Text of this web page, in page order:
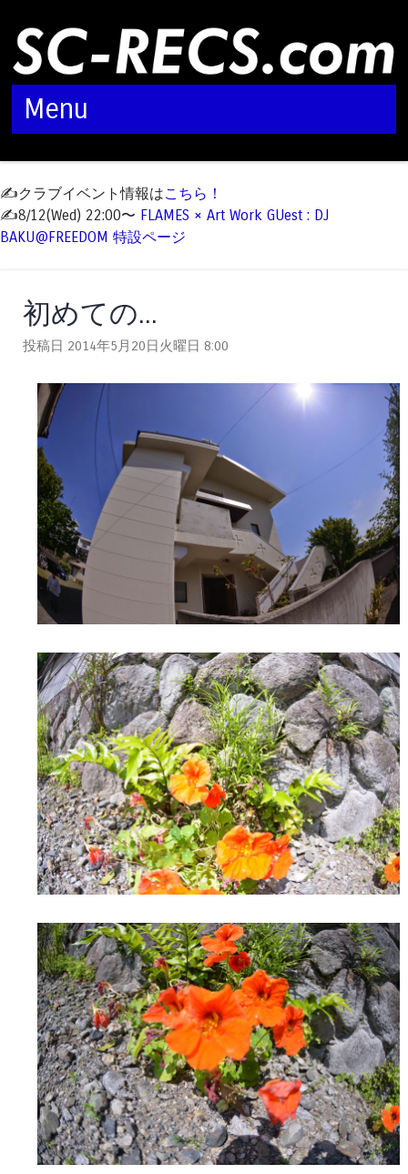
Menu
✍️クラブイベント情報はこちら！
✍️8/12(Wed) 22:00〜 FLAMES × Art Work GUest : DJ
BAKU@FREEDOM 特設ページ
初めての...
投稿日 2014年5月20日火曜日 8:00